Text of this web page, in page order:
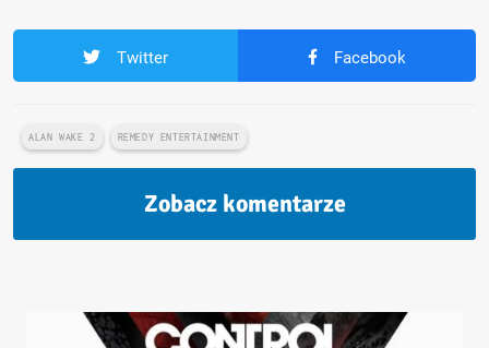
Twitter Facebook
ALAN WAKE 2 REMEDY ENTERTAINMENT
Zobacz komentarze